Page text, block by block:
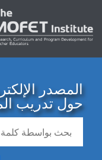
المصدر
حول تدريب